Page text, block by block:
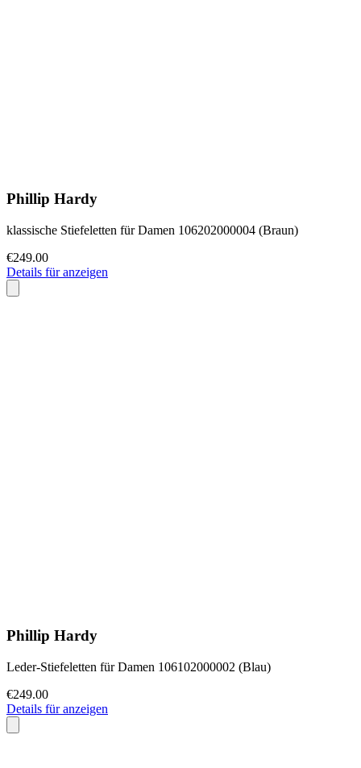
Phillip Hardy
klassische Stiefeletten für Damen 106202000004 (Braun)
€249.00
Details für anzeigen
Phillip Hardy
Leder-Stiefeletten für Damen 106102000002 (Blau)
€249.00
Details für anzeigen